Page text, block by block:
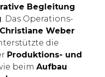
Begleitung
. Das Operations-
Christiane Weber
die
Produktions- und
beim Aufbau